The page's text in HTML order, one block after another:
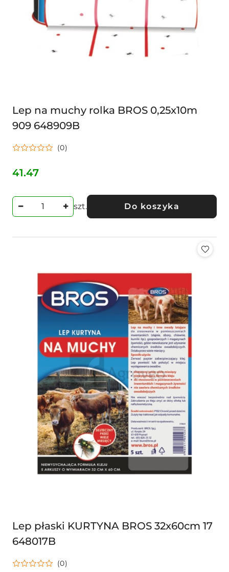
Lep na muchy rolka BROS 0,25x10m
909 648909B
(0)
Cena:
41.47
szt. Do koszyka
Lep płaski KURTYNA BROS 32x60cm 17
648017B
(0)